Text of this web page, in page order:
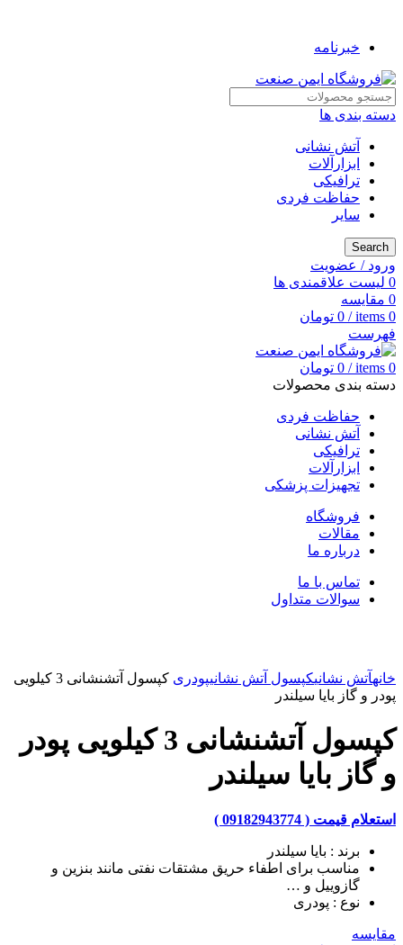
خبرنامه
دسته بندی ها
آتش نشانی
ابزارآلات
ترافیکی
حفاظت فردی
سایر
Search
ورود / عضویت
0 لیست علاقمندی ها
0 مقایسه
0
items
/
0 تومان
فهرست
0
items
/
0 تومان
دسته بندی محصولات
حفاظت فردی
آتش نشانی
ترافیکی
ابزارآلات
تجهیزات پزشکی
فروشگاه
مقالات
درباره ما
تماس با ما
سوالات متداول
خانهآتش نشانیکپسول آتش نشانیپودری
کپسول آتشنشانی 3 کیلویی
پودر و گاز بایا سیلندر
کپسول آتشنشانی 3 کیلویی پودر
و گاز بایا سیلندر
استعلام قیمت ( 09182943774 )
برند : بایا سیلندر
مناسب برای اطفاء حریق مشتقات نفتی مانند بنزین و
گازوییل و …
نوع : پودری
مقایسه